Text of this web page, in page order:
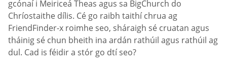
gcónaí i Meiriceá Theas agus sa BigChurch do
Chríostaithe dílis. Cé go raibh taithí chrua ag
FriendFinder-x roimhe seo, sháraigh sé cruatan agus
tháinig sé chun bheith ina ardán rathúil agus rathúil ag
dul. Cad is féidir a stór go dtí seo?